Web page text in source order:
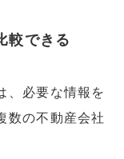
較できる
、必要な情報を
数の不動産会社